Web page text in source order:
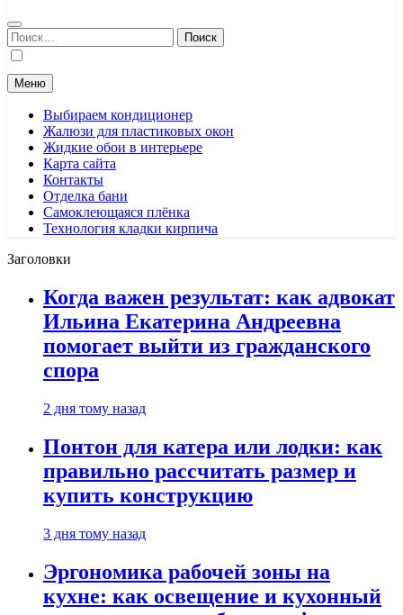
Найти:
Меню
Выбираем кондиционер
Жалюзи для пластиковых окон
Жидкие обои в интерьере
Карта сайта
Контакты
Отделка бани
Самоклеющаяся плёнка
Технология кладки кирпича
Заголовки
Когда важен результат: как адвокат
Ильина Екатерина Андреевна
помогает выйти из гражданского
спора
2 дня тому назад
Понтон для катера или лодки: как
правильно рассчитать размер и
купить конструкцию
3 дня тому назад
Эргономика рабочей зоны на
кухне: как освещение и кухонный